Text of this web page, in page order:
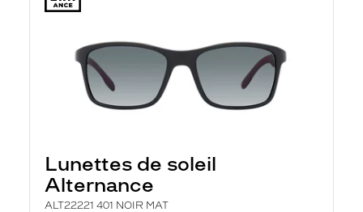
Lunettes de soleil
Alternance
ALT22221 401 NOIR MAT